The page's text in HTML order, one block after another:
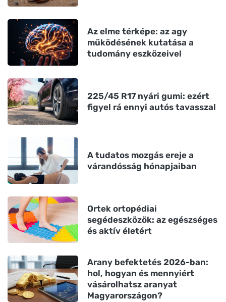
Az elme térképe: az agy
működésének kutatása a
tudomány eszközeivel
225/45 R17 nyári gumi: ezért
figyel rá ennyi autós tavasszal
A tudatos mozgás ereje a
várandósság hónapjaiban
Ortek ortopédiai
segédeszközök: az egészséges
és aktív életért
Arany befektetés 2026-ban:
hol, hogyan és mennyiért
vásárolhatsz aranyat
Magyarországon?